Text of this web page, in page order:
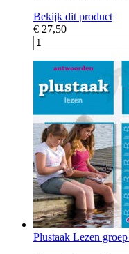
Bekijk dit product
€ 27,50
Plustaak Lezen